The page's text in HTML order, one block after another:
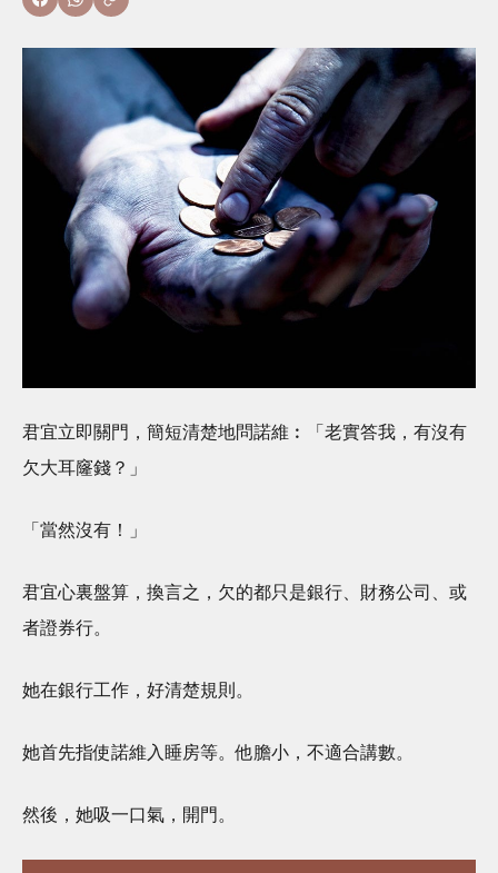
君宜立即關門，簡短清楚地問諾維︰「老實答我，有沒有
欠大耳窿錢？」
「當然沒有！」
君宜心裏盤算，換言之，欠的都只是銀行、財務公司、或
者證券行。
她在銀行工作，好清楚規則。
她首先指使諾維入睡房等。他膽小，不適合講數。
然後，她吸一口氣，開門。